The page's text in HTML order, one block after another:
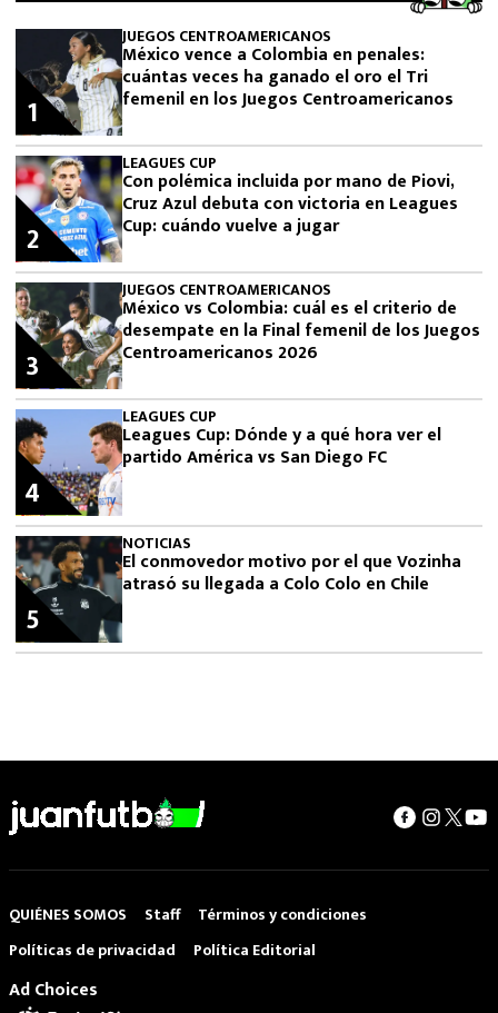
JUEGOS CENTROAMERICANOS
México vence a Colombia en penales:
cuántas veces ha ganado el oro el Tri
femenil en los Juegos Centroamericanos
1
LEAGUES CUP
Con polémica incluida por mano de Piovi,
Cruz Azul debuta con victoria en Leagues
Cup: cuándo vuelve a jugar
2
JUEGOS CENTROAMERICANOS
México vs Colombia: cuál es el criterio de
desempate en la Final femenil de los Juegos
Centroamericanos 2026
3
LEAGUES CUP
Leagues Cup: Dónde y a qué hora ver el
partido América vs San Diego FC
4
NOTICIAS
El conmovedor motivo por el que Vozinha
atrasó su llegada a Colo Colo en Chile
5
QUIÉNES SOMOS Staff
Términos y condiciones
Políticas de privacidad
Política Editorial
Ad Choices